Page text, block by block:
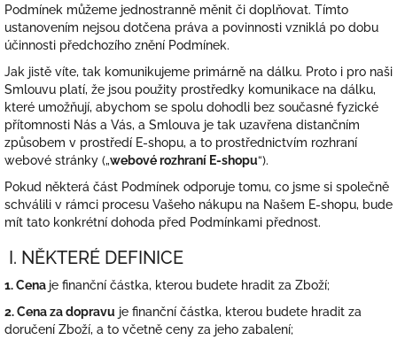
Podmínek můžeme jednostranně měnit či doplňovat. Tímto
ustanovením nejsou dotčena práva a povinnosti vzniklá po dobu
účinnosti předchozího znění Podmínek.
Jak jistě víte, tak komunikujeme primárně na dálku. Proto i pro naši
Smlouvu platí, že jsou použity prostředky komunikace na dálku,
které umožňují, abychom se spolu dohodli bez současné fyzické
přítomnosti Nás a Vás, a Smlouva je tak uzavřena distančním
způsobem v prostředí E-shopu, a to prostřednictvím rozhraní
webové stránky („webové rozhraní E-shopu“).
Pokud některá část Podmínek odporuje tomu, co jsme si společně
schválili v rámci procesu Vašeho nákupu na Našem E-shopu, bude
mít tato konkrétní dohoda před Podmínkami přednost.
I. NĚKTERÉ DEFINICE
1. Cena je finanční částka, kterou budete hradit za Zboží;
2. Cena za dopravu je finanční částka, kterou budete hradit za
doručení Zboží, a to včetně ceny za jeho zabalení;